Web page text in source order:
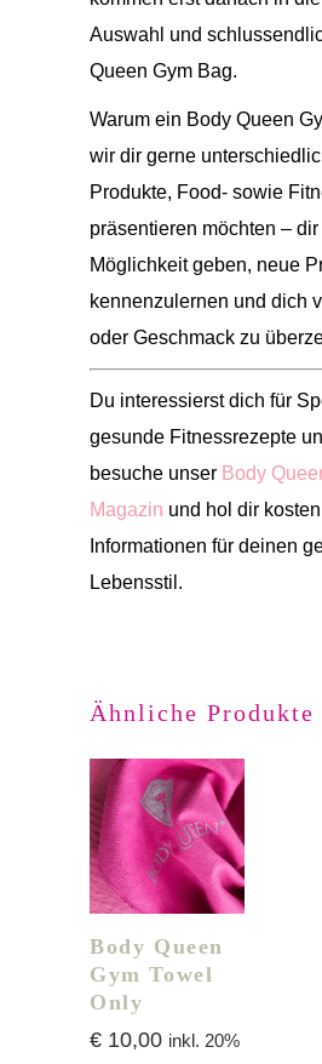
Auswahl und
Queen Gym Bag.
Warum ein Body Queen
wir dir gerne
Produkte, Food- sowie
präsentieren möchten –
Möglichkeit geben, neue
kennenzulernen und dich
oder Geschmack zu
Du interessierst dich für
gesunde Fitnessrezepte
besuche unser Body
Magazin und hol dir
Informationen für deinen
Lebensstil.
Ähnliche Produkte
Body Queen
Gym Towel
Only
€ 10,00 inkl. 20%